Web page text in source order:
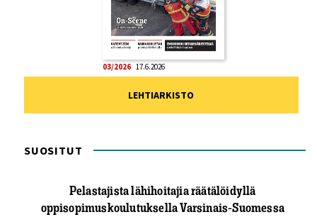
03/2026 17.6.2026
LEHTIARKISTO
SUOSITUT
Pelastajista lähihoitajia räätälöidyllä
oppisopimuskoulutuksella Varsinais-Suomessa